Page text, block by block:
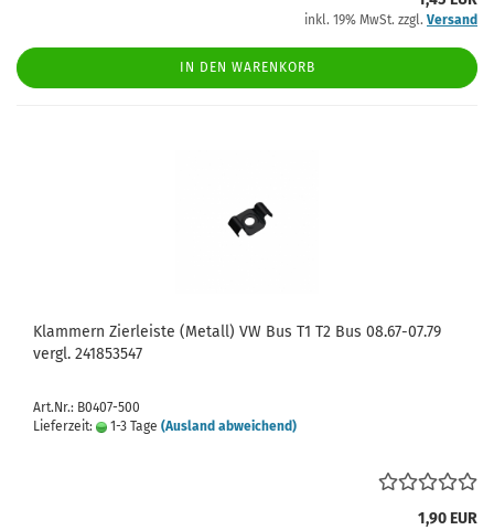
inkl. 19% MwSt. zzgl. Versand
IN DEN WARENKORB
Klammern Zierleiste (Metall) VW Bus T1 T2 Bus 08.67-07.79
vergl. 241853547
Art.Nr.: B0407-500
Lieferzeit:
1-3 Tage (Ausland abweichend)
1,90 EUR